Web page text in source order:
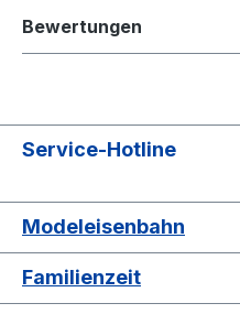
Bewertungen
Service-Hotline
Modeleisenbahn
Familienzeit